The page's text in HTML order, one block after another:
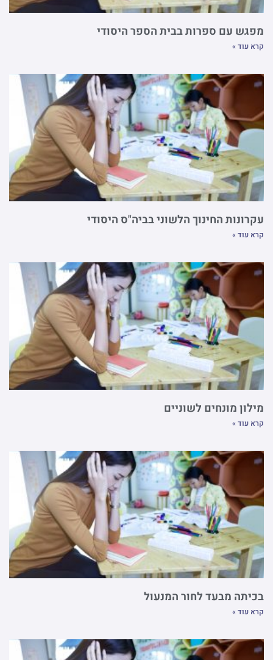
מפגש עם ספרות בבית הספר היסודי
קרא עוד »
עקרונות החינוך הלשוני בביה"ס היסודי
קרא עוד »
מילון מונחים לשוניים
קרא עוד »
בכיתה מבעד לחור המנעול
קרא עוד »